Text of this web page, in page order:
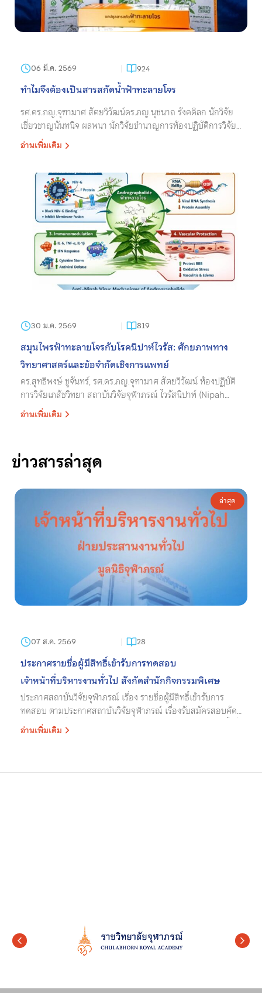
06 มี.ค. 2569 924
ทำไมจึงต้องเป็นสารสกัดน้ำฟ้าทะลายโจร
รศ.ดร.ภญ.จุฑามาศ สัตยวิวัฒน์ดร.ภญ.นุชนาถ รังคดิลก นักวิจัย
เชี่ยวชาญนันทนิจ ผลพนา นักวิจัยชำนาญการห้องปฏิบัติการวิจัย
เภสัชวิทยา สถาบันวิจัยจุฬาภรณ์ 1. บทนำ สถาบันวิจัยจุฬาภรณ์
ได้เริ่มโครงการปลูกพืชสมุนไพรที่หมู่บ้านทับทิ...
อ่านเพิ่มเติม
30 ม.ค. 2569 819
สมุนไพรฟ้าทะลายโจรกับโรคนิปาห์ไวรัส: ศักยภาพทาง
วิทยาศาสตร์และข้อจำกัดเชิงการแพทย์
ดร.สุทธิพงษ์ ชูจันทร์, รศ.ดร.ภญ.จุฑามาศ สัตยวิวัฒน์ ห้องปฏิบัติ
การวิจัยเภสัชวิทยา สถาบันวิจัยจุฬาภรณ์ ไวรัสนิปาห์ (Nipah
virus) เป็นไวรัสในสกุล Henipavirus วงศ์ Paramyxoviridae
ติดต่อจากสัตว์สู่คน ซึ่งมีค้างคาวผลไม้เป็...
อ่านเพิ่มเติม
ข่าวสารล่าสุด
ล่าสุด
07 ส.ค. 2569 28
ประกาศรายชื่อผู้มีสิทธิ์เข้ารับการทดสอบ
เจ้าหน้าที่บริหารงานทั่วไป สังกัดสำนักกิจกรรมพิเศษ
ประกาศสถาบันวิจัยจุฬาภรณ์ เรื่อง รายชื่อผู้มีสิทธิ์เข้ารับการ
ทดสอบ ตามประกาศสถาบันวิจัยจุฬาภรณ์ เรื่องรับสมัครสอบคัด
เลือกบุคคลเพื่อบรรจุเข้าเป็นพนักงานสถาบันวิจัยจุฬาภรณ์ ครั้งที่
2/2569 ตำแหน่งเจ้าหน้าที่บริหารงานทั่วไป...
อ่านเพิ่มเติม